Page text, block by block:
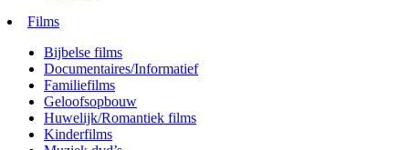
Films
Bijbelse films
Documentaires/Informatief
Familiefilms
Geloofsopbouw
Huwelijk/Romantiek films
Kinderfilms